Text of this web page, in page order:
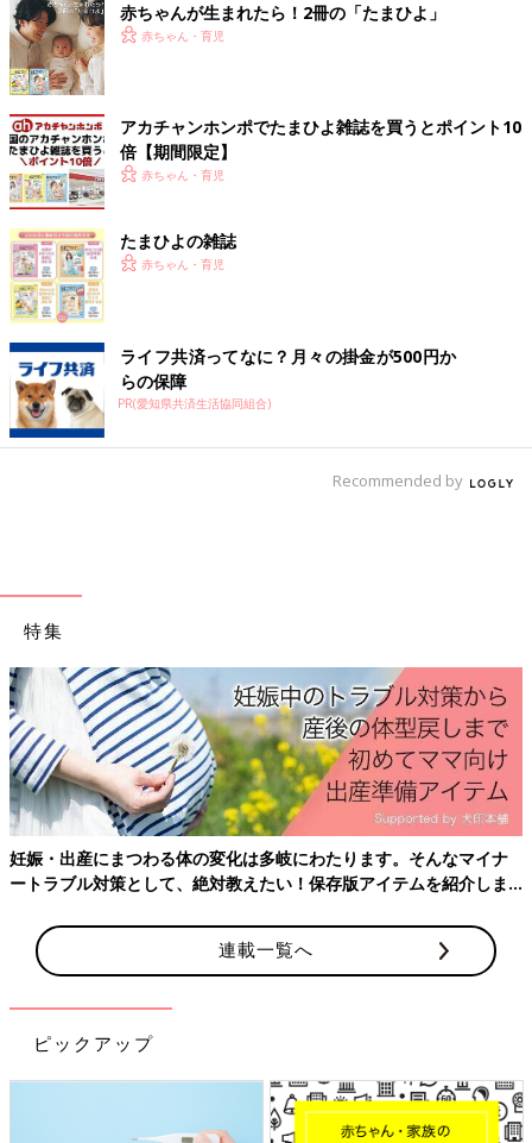
赤ちゃんが生まれたら！2冊の「たまひよ」
赤ちゃん・育児
アカチャンホンポでたまひよ雑誌を買うとポイント10
倍【期間限定】
赤ちゃん・育児
たまひよの雑誌
赤ちゃん・育児
ライフ共済ってなに？月々の掛金が500円か
らの保障
PR(愛知県共済生活協同組合)
Recommended by
特集
妊娠・出産にまつわる体の変化は多岐にわたります。そんなマイナ
ートラブル対策として、絶対教えたい！保存版アイテムを紹介しま
連載一覧へ
ピックアップ